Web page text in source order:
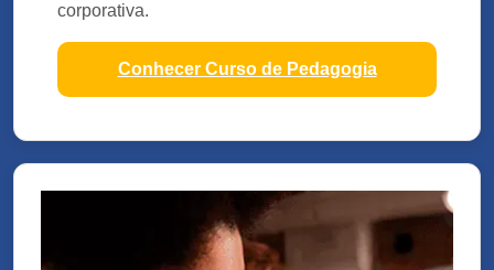
corporativa.
Conhecer Curso de Pedagogia